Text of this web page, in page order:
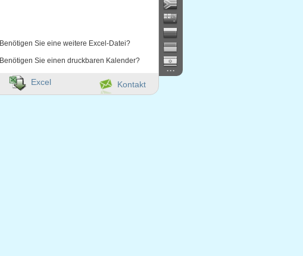
Benötigen Sie eine weitere Excel-Datei?
Benötigen Sie einen druckbaren Kalender?
...
Kontakt
Excel